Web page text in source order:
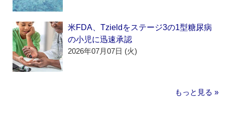
米FDA、Tzieldをステージ3の1型糖尿病
の小児に迅速承認
2026年07月07日 (火)
もっと見る »